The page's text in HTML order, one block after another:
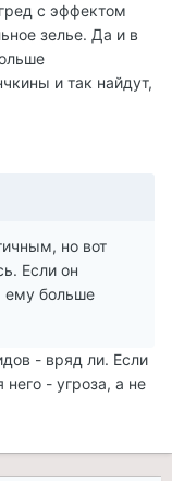
с эффектом
зелье. Да и в
и так найдут,
но вот
Если он
ему больше
- вряд ли. Если
- угроза, а не